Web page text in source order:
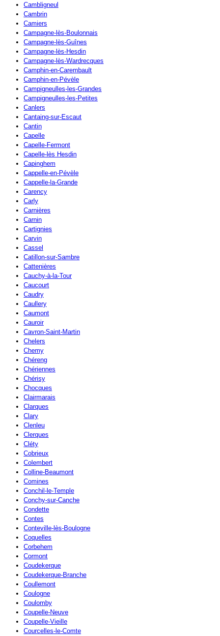
Cambligneul
Cambrin
Camiers
Campagne-lès-Boulonnais
Campagne-lès-Guînes
Campagne-lès-Hesdin
Campagne-lès-Wardrecques
Camphin-en-Carembault
Camphin-en-Pévèle
Campigneulles-les-Grandes
Campigneulles-les-Petites
Canlers
Cantaing-sur-Escaut
Cantin
Capelle
Capelle-Fermont
Capelle-lès Hesdin
Capinghem
Cappelle-en-Pévèle
Cappelle-la-Grande
Carency
Carly
Carnières
Carnin
Cartignies
Carvin
Cassel
Catillon-sur-Sambre
Cattenières
Cauchy-à-la-Tour
Caucourt
Caudry
Caullery
Caumont
Cauroir
Cavron-Saint-Martin
Chelers
Chemy
Chéreng
Chériennes
Chérisy
Chocques
Clairmarais
Clarques
Clary
Clenleu
Clerques
Cléty
Cobrieux
Colembert
Colline-Beaumont
Comines
Conchil-le-Temple
Conchy-sur-Canche
Condette
Contes
Conteville-lès-Boulogne
Coquelles
Corbehem
Cormont
Coudekerque
Coudekerque-Branche
Coullemont
Coulogne
Coulomby
Coupelle-Neuve
Coupelle-Vieille
Courcelles-le-Comte